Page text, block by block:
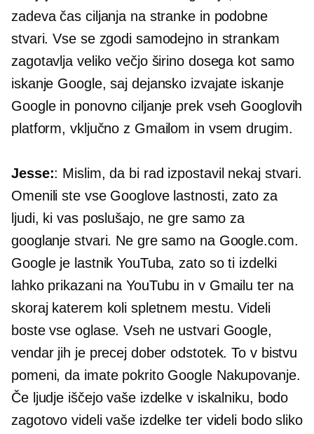
zadeva čas ciljanja na stranke in podobne
stvari. Vse se zgodi samodejno in strankam
zagotavlja veliko večjo širino dosega kot samo
iskanje Google, saj dejansko izvajate iskanje
Google in ponovno ciljanje prek vseh Googlovih
platform, vključno z Gmailom in vsem drugim.
Jesse:: Mislim, da bi rad izpostavil nekaj stvari.
Omenili ste vse Googlove lastnosti, zato za
ljudi, ki vas poslušajo, ne gre samo za
googlanje stvari. Ne gre samo na Google.com.
Google je lastnik YouTuba, zato so ti izdelki
lahko prikazani na YouTubu in v Gmailu ter na
skoraj katerem koli spletnem mestu. Videli
boste vse oglase. Vseh ne ustvari Google,
vendar jih je precej dober odstotek. To v bistvu
pomeni, da imate pokrito Google Nakupovanje.
Če ljudje iščejo vaše izdelke v iskalniku, bodo
zagotovo videli vaše izdelke ter videli bodo sliko